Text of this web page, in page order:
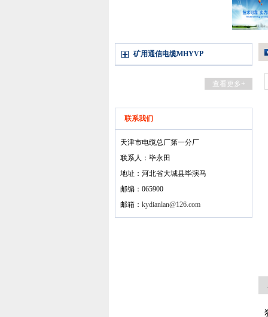
矿用通信电缆MHYVP
查看更多+
联系我们
天津市电缆总厂第一分厂
联系人：毕永田
地址：河北省大城县毕演马
邮编：065900
邮箱： kydianlan@126.com